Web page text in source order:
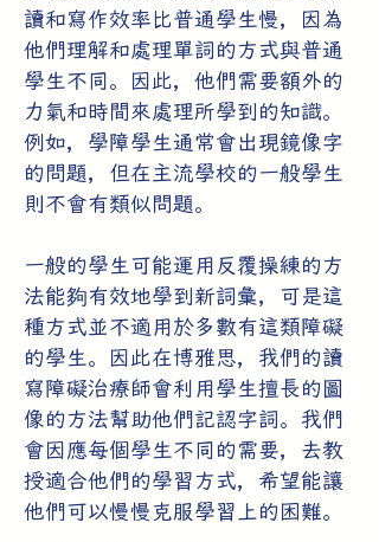
讀和寫作效率比普通學生慢，因為
他們理解和處理單詞的方式與普通
學生不同。因此，他們需要額外的
力氣和時間來處理所學到的知識。
例如，學障學生通常會出現鏡像字
的問題，但在主流學校的一般學生
則不會有類似問題。
一般的學生可能運用反覆操練的方
法能夠有效地學到新詞彙，可是這
種方式並不適用於多數有這類障礙
的學生。因此在博雅思，我們的讀
寫障礙治療師會利用學生擅長的圖
像的方法幫助他們記認字詞。我們
會因應每個學生不同的需要，去教
授適合他們的學習方式，希望能讓
他們可以慢慢克服學習上的困難。